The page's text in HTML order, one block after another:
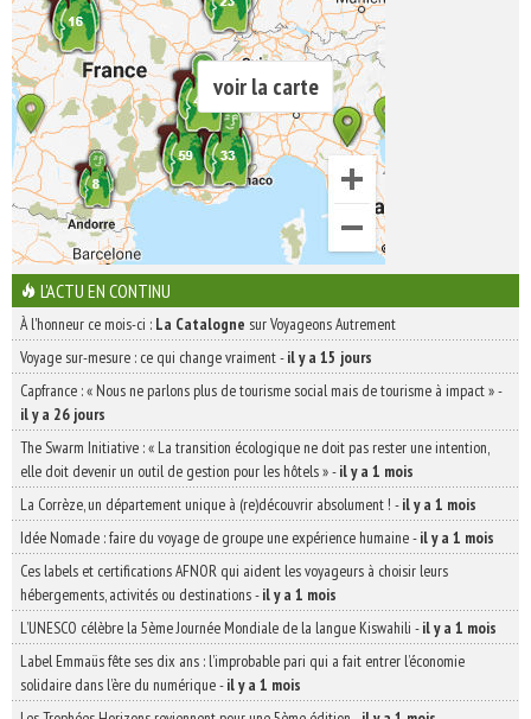
voir la carte
L'ACTU EN CONTINU
À l'honneur ce mois-ci : La Catalogne sur Voyageons Autrement
Voyage sur-mesure : ce qui change vraiment-il y a 15 jours
Capfrance : « Nous ne parlons plus de tourisme social mais de tourisme à impact »-
il y a 26 jours
The Swarm Initiative : « La transition écologique ne doit pas rester une intention,
elle doit devenir un outil de gestion pour les hôtels »-il y a 1 mois
La Corrèze, un département unique à (re)découvrir absolument ! -il y a 1 mois
Idée Nomade : faire du voyage de groupe une expérience humaine-il y a 1 mois
Ces labels et certifications AFNOR qui aident les voyageurs à choisir leurs
hébergements, activités ou destinations-il y a 1 mois
L’UNESCO célèbre la 5ème Journée Mondiale de la langue Kiswahili -il y a 1 mois
Label Emmaüs fête ses dix ans : l’improbable pari qui a fait entrer l’économie
solidaire dans l’ère du numérique-il y a 1 mois